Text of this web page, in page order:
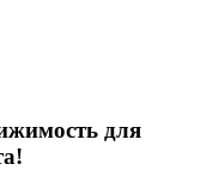
для